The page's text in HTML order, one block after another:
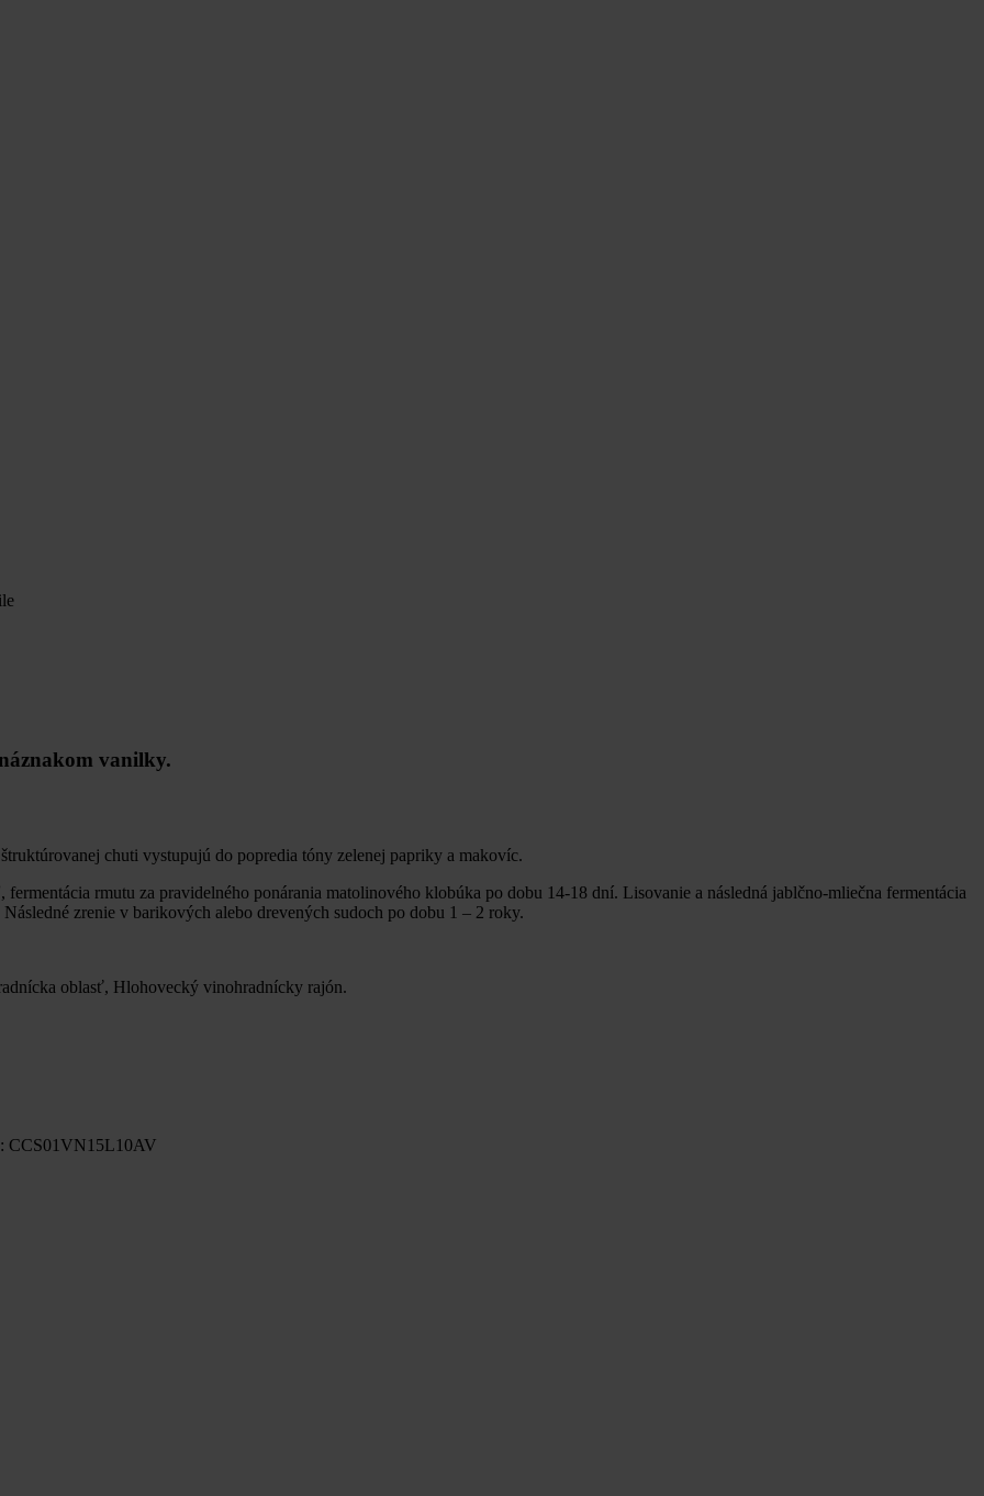
vanilky.
chuti vystupujú do popredia tóny zelenej papriky a makovíc.
rmutu za pravidelného ponárania matolinového klobúka po dobu 14-18 dní. Lisovanie a následná jablčno-mliečna fermentácia
zrenie v barikových alebo drevených sudoch po dobu 1 – 2 roky.
oblasť, Hlohovecký vinohradnícky rajón.
CCS01VN15L10AV